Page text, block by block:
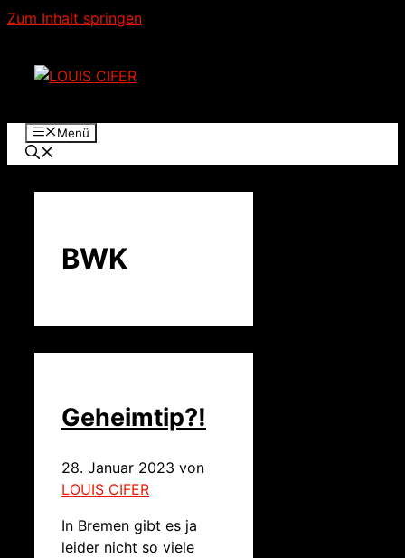
Zum Inhalt springen
Menü
BWK
Geheimtip?!
28. Januar 2023 von
LOUIS CIFER
In Bremen gibt es ja
leider nicht so viele